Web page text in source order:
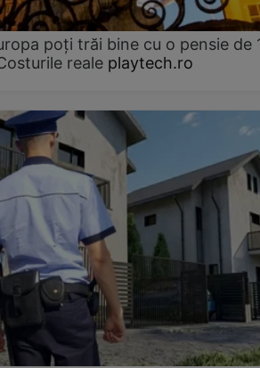
poți trăi bine cu o pensie de
reale playtech.ro